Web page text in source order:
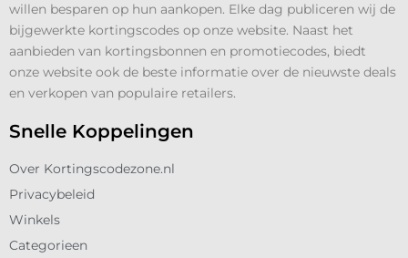
willen besparen op hun aankopen. Elke dag publiceren wij de
bijgewerkte kortingscodes op onze website. Naast het
aanbieden van kortingsbonnen en promotiecodes, biedt
onze website ook de beste informatie over de nieuwste deals
en verkopen van populaire retailers.
Snelle Koppelingen
Over Kortingscodezone.nl
Privacybeleid
Winkels
Categorieen